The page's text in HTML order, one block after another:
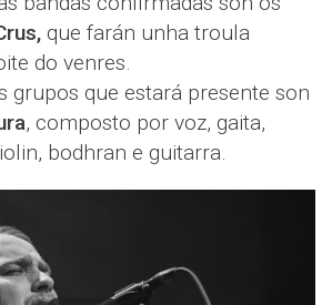
que farán unha troula
do venres.
grupos que estará presente son
, composto por voz, gaita,
bodhran e guitarra.